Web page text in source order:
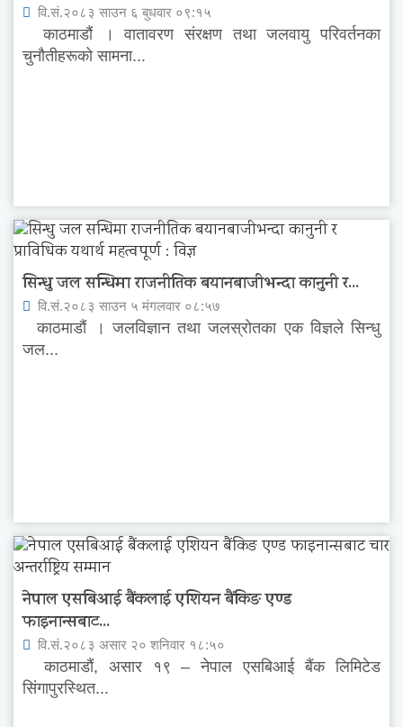
वि.सं.२०८३ साउन ६ बुधवार ०९:१५
काठमाडौं । वातावरण संरक्षण तथा जलवायु परिवर्तनका
चुनौतीहरूको सामना...
सिन्धु जल सन्धिमा राजनीतिक बयानबाजीभन्दा कानुनी र...
वि.सं.२०८३ साउन ५ मंगलवार ०८:५७
काठमाडौं । जलविज्ञान तथा जलस्रोतका एक विज्ञले सिन्धु
जल...
नेपाल एसबिआई बैंकलाई एशियन बैंकिङ एण्ड
फाइनान्सबाट...
वि.सं.२०८३ असार २० शनिवार १८:५०
काठमाडौं, असार १९ – नेपाल एसबिआई बैंक लिमिटेड
सिंगापुरस्थित...